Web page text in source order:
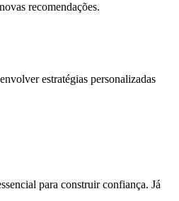
recomendações.
estratégias personalizadas
para construir confiança. Já